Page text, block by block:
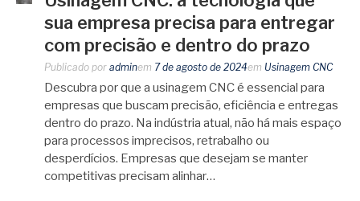
sua empresa precisa para entregar
com precisão e dentro do prazo
Publicado por adminem 7 de agosto de 2024em Usinagem CNC
Descubra por que a usinagem CNC é essencial para
empresas que buscam precisão, eficiência e entregas
dentro do prazo. Na indústria atual, não há mais espaço
para processos imprecisos, retrabalho ou
desperdícios. Empresas que desejam se manter
competitivas precisam alinhar…